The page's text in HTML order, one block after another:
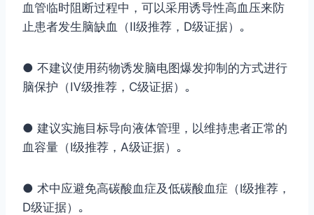
血管临时阻断过程中，可以采用诱导性高血压来防
止患者发生脑缺血（Ⅱ级推荐，D级证据）｡
● 不建议使用药物诱发脑电图爆发抑制的方式进行
脑保护（Ⅳ级推荐，C级证据）｡
● 建议实施目标导向液体管理，以维持患者正常的
血容量（Ⅰ级推荐，A级证据）｡
● 术中应避免高碳酸血症及低碳酸血症（Ⅰ级推荐，
D级证据）｡